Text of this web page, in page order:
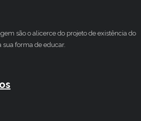
são o alicerce do projeto de existência do
sua forma de educar.